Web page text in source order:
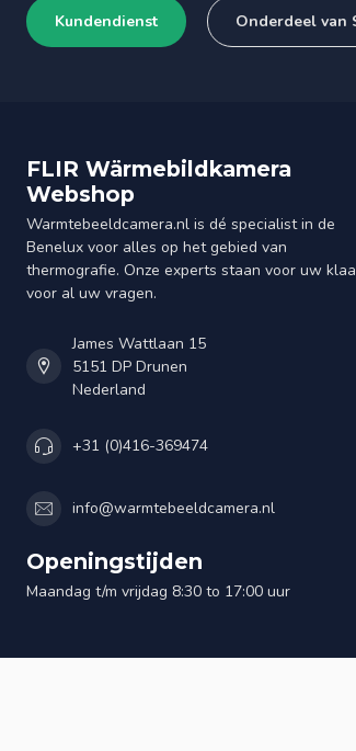
Kundendienst Onderdeel van
FLIR Wärmebildkamera
Webshop
Warmtebeeldcamera.nl is dé specialist in de
Benelux voor alles op het gebied van
thermografie. Onze experts staan voor uw
voor al uw vragen.
James Wattlaan 15
5151 DP Drunen
Nederland
+31 (0)416-369474
info@warmtebeeldcamera.nl
Openingstijden
Maandag t/m vrijdag 8:30 to 17:00 uur